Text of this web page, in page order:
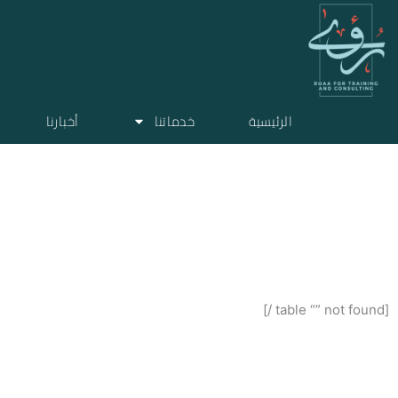
تخطي
إلى
المحتوى
الرئيسية خدماتنا أخبارنا
[table “” not found /]